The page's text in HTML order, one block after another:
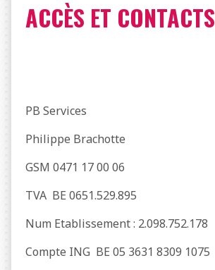
ACCÈS ET CONTACTS
PB Services
Philippe Brachotte
GSM 0471 17 00 06
TVA BE 0651.529.895
Num Etablissement : 2.098.752.178
Compte ING BE 05 3631 8309 1075